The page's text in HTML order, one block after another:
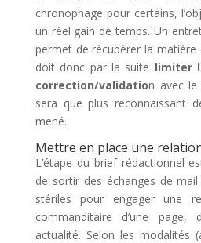
chronophage pour certains,
un réel gain de temps. Un
permet de récupérer la matière
doit donc par la suite limiter
correction/validation avec le
sera que plus reconnaissant
mené.
Mettre en place une
L’étape du brief rédactionnel
de sortir des échanges de
stériles pour engager une
commanditaire d’une page,
actualité. Selon les modalités